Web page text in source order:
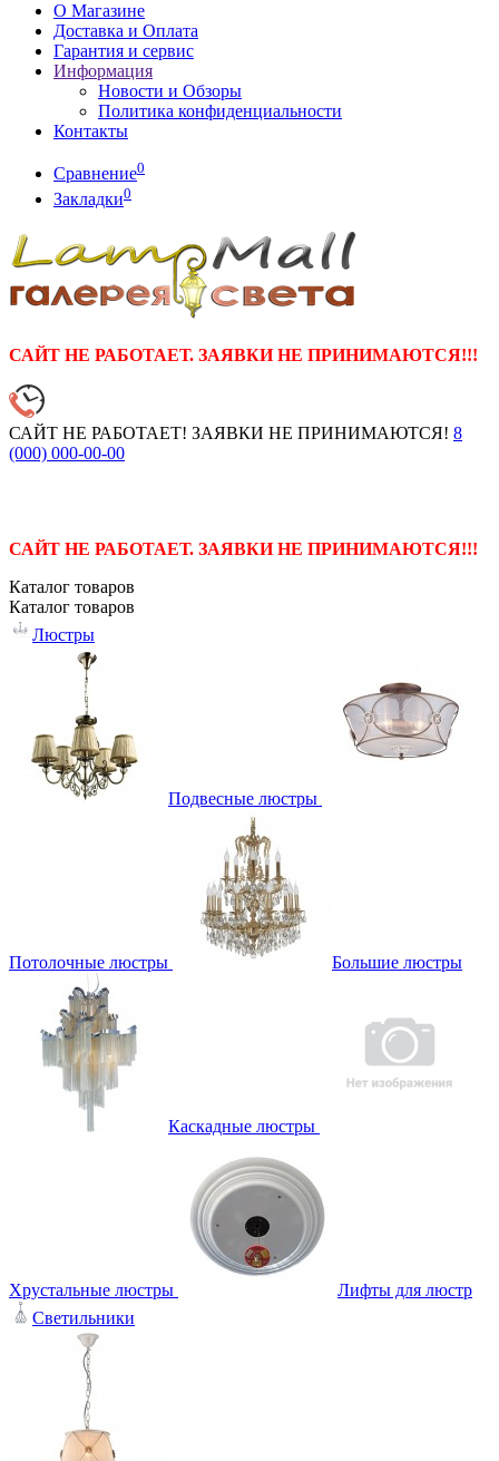
О Магазине
Доставка и Оплата
Гарантия и сервис
Информация
Новости и Обзоры
Политика конфиденциальности
Контакты
Сравнение0
Закладки0
САЙТ НЕ РАБОТАЕТ. ЗАЯВКИ НЕ ПРИНИМАЮТСЯ!!!
САЙТ НЕ РАБОТАЕТ! ЗАЯВКИ НЕ ПРИНИМАЮТСЯ! 8
(000) 000-00-00
САЙТ НЕ РАБОТАЕТ. ЗАЯВКИ НЕ ПРИНИМАЮТСЯ!!!
Каталог товаров
Каталог товаров
Люстры
Подвесные люстры
Потолочные люстры Большие люстры
Каскадные люстры
Хрустальные люстры
Лифты для люстр
Светильники